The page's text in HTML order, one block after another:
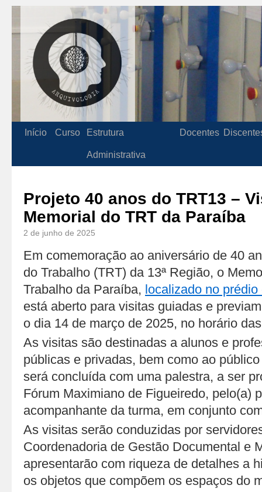
Início Curso Estrutura
Administrativa
Docentes
Projeto 40 anos do TRT13 –
Memorial do TRT da Paraíba
2 de junho de 2025
Em comemoração ao aniversário de 40
do Trabalho (TRT) da 13ª Região, o
Trabalho da Paraíba, localizado no
está aberto para visitas guiadas e
o dia 14 de março de 2025, no horário
As visitas são destinadas a alunos e
públicas e privadas, bem como ao
será concluída com uma palestra, a ser
Fórum Maximiano de Figueiredo, pelo(a)
acompanhante da turma, em conjunto
As visitas serão conduzidas por
Coordenadoria de Gestão Documental e
apresentarão com riqueza de detalhes a
os objetos que compõem os espaços do